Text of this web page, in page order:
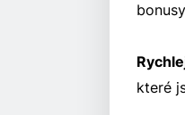
které